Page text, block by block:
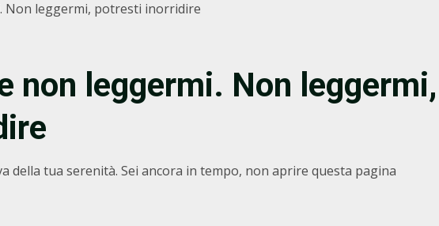
Non leggermi, potresti inorridire
non leggermi. Non leggermi,
della tua serenità. Sei ancora in tempo, non aprire questa pagina